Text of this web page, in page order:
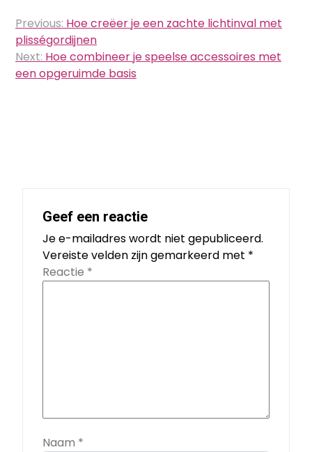
Bericht
navigatie
Previous: Hoe creëer je een zachte lichtinval met
plisségordijnen
Next: Hoe combineer je speelse accessoires met
een opgeruimde basis
Geef een reactie
Je e-mailadres wordt niet gepubliceerd.
Vereiste velden zijn gemarkeerd met *
Reactie *
Naam *